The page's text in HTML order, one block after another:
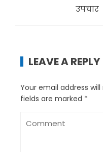
उपचार
LEAVE A REPLY
Your email address
fields are marked *